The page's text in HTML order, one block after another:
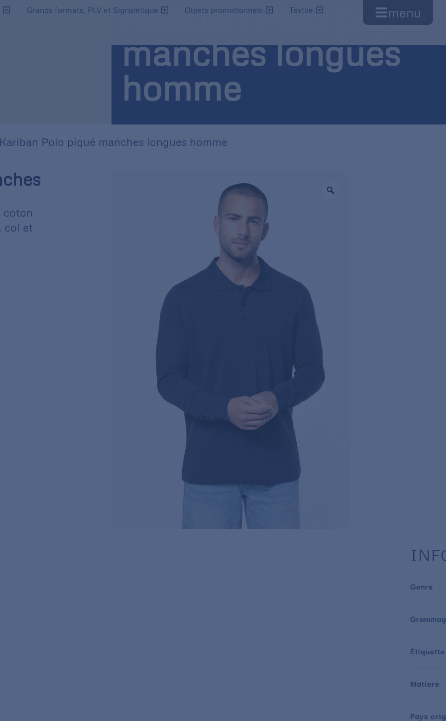
Grands formats, PLV et Signalétique Objets promotionnels Textile menu
Kariban Polo piqué
manches longues
homme
Polo piqué manches longues homme
coton
col et
Genre
Étiquette
Matiere
Pays